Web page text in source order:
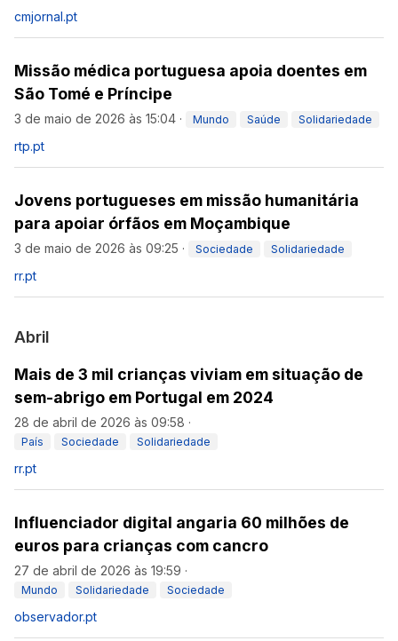
cmjornal.pt
Missão médica portuguesa apoia doentes em
São Tomé e Príncipe
3 de maio de 2026 às 15:04 · Mundo Saúde Solidariedade
rtp.pt
Jovens portugueses em missão humanitária
para apoiar órfãos em Moçambique
3 de maio de 2026 às 09:25 · Sociedade Solidariedade
rr.pt
Abril
Mais de 3 mil crianças viviam em situação de
sem-abrigo em Portugal em 2024
28 de abril de 2026 às 09:58 ·
País Sociedade Solidariedade
rr.pt
Influenciador digital angaria 60 milhões de
euros para crianças com cancro
27 de abril de 2026 às 19:59 ·
Mundo Solidariedade Sociedade
observador.pt